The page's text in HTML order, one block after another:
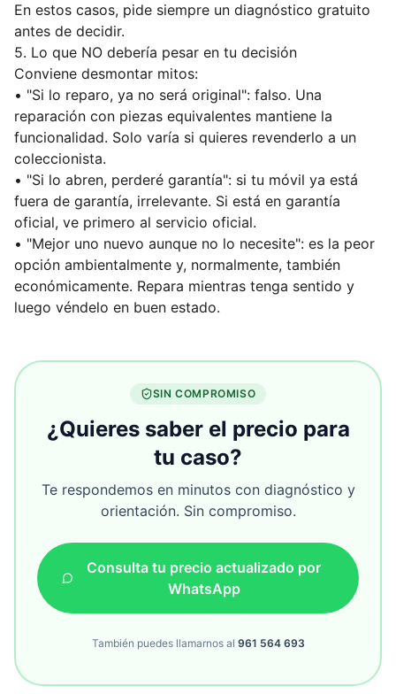
En estos casos, pide siempre un diagnóstico gratuito
antes de decidir.
5. Lo que NO debería pesar en tu decisión
Conviene desmontar mitos:
• "Si lo reparo, ya no será original": falso. Una
reparación con piezas equivalentes mantiene la
funcionalidad. Solo varía si quieres revenderlo a un
coleccionista.
• "Si lo abren, perderé garantía": si tu móvil ya está
fuera de garantía, irrelevante. Si está en garantía
oficial, ve primero al servicio oficial.
• "Mejor uno nuevo aunque no lo necesite": es la peor
opción ambientalmente y, normalmente, también
económicamente. Repara mientras tenga sentido y
luego véndelo en buen estado.
SIN COMPROMISO
¿Quieres saber el precio para
tu caso?
Te respondemos en minutos con diagnóstico y
orientación. Sin compromiso.
Consulta tu precio actualizado por
WhatsApp
También puedes llamarnos al 961 564 693